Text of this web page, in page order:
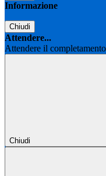
Informazione
Chiudi
Attendere...
Attendere il
Chiudi